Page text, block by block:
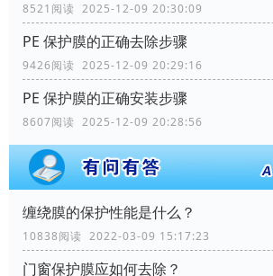
8521阅读 2025-12-09 20:30:09
PE 保护膜的正确去除步骤
9426阅读 2025-12-09 20:29:16
PE 保护膜的正确安装步骤
8607阅读 2025-12-09 20:28:56
缠绕膜的保护性能是什么？
10838阅读 2022-03-09 15:17:23
门窗保护膜应如何去除？